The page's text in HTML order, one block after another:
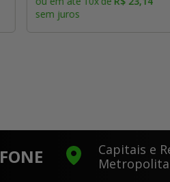
sem juros
Capitais e